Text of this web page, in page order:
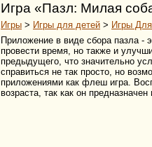
Игра «Пазл: Милая
Игры > Игры для детей > Игры
Приложение в виде сбора пазла -
провести время, но также и
предыдущего, что значительно
справиться не так просто, но
приложениями как флеш игра.
возраста, так как он